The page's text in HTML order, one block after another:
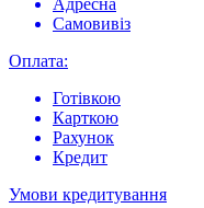
Адресна
Самовивіз
Оплата:
Готівкою
Карткою
Рахунок
Кредит
Умови кредитування